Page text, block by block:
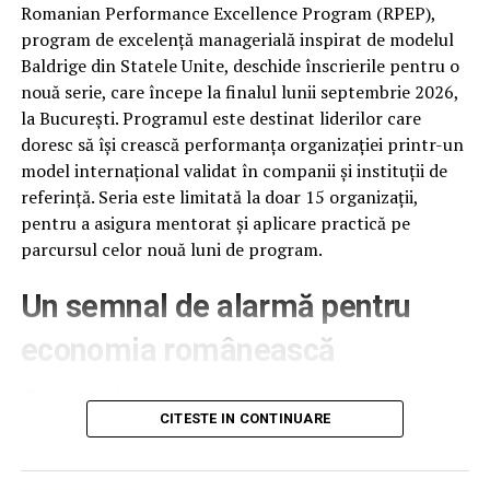
ARTICOLE PE ACEIASI TEMA:
URMATORUL
Ascultă muzica preferată și gestionează apelurile cu
ușurință în mașină cu Navitel BHF02 BASE
NU RATATI
Colantare auto cu folie PPF
Romanian Performance Excellence Program (RPEP),
program de excelență managerială inspirat de modelul
Baldrige din Statele Unite, deschide înscrierile pentru o
nouă serie, care începe la finalul lunii septembrie 2026,
la București. Programul este destinat liderilor care
doresc să își crească performanța organizației printr-un
model internațional validat în companii și instituții de
referință. Seria este limitată la doar 15 organizații,
pentru a asigura mentorat și aplicare practică pe
parcursul celor nouă luni de program.
Un semnal de alarmă pentru
economia românească
Clasamentul anual publicat de Institute for
Management Development (IMD), la 18 iunie 2026,
analizate, cu 12 poziții mai jos decât în anul anterior –
CITESTE IN CONTINUARE